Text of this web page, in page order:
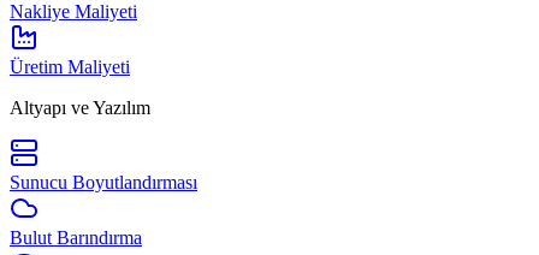
Nakliye Maliyeti
Üretim Maliyeti
Altyapı ve Yazılım
Sunucu Boyutlandırması
Bulut Barındırma